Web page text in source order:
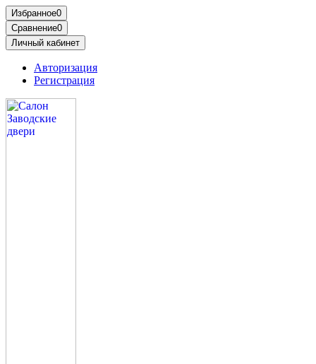
Избранное0
Сравнение0
Личный кабинет
Авторизация
Регистрация